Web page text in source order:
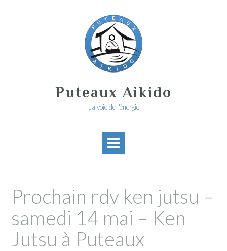
Puteaux Aikido
La voie de l'énergie
Prochain rdv ken jutsu –
samedi 14 mai – Ken
Jutsu à Puteaux